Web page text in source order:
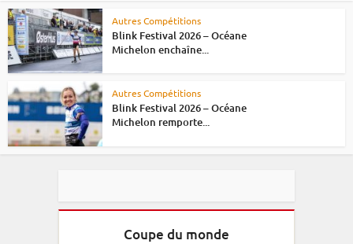
Autres Compétitions
Blink Festival 2026 – Océane
Michelon enchaîne...
Autres Compétitions
Blink Festival 2026 – Océane
Michelon remporte...
Coupe du monde